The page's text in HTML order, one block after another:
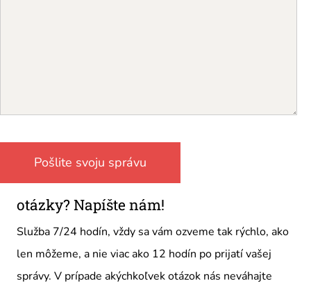
otázky? Napíšte nám!
Služba 7/24 hodín, vždy sa vám ozveme tak rýchlo, ako
len môžeme, a nie viac ako 12 hodín po prijatí vašej
správy. V prípade akýchkoľvek otázok nás neváhajte